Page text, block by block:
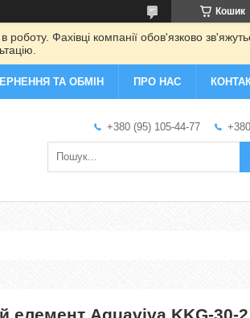
Кошик
Фахівці компанії обов'язково
ТА ОБМІН ПРО НАС
+380 (95) 105-44-77